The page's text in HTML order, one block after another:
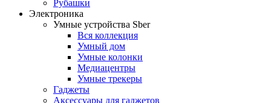
Рубашки
Электроника
Умные устройства Sber
Вся коллекция
Умный дом
Умные колонки
Медиацентры
Умные трекеры
Гаджеты
Аксессуары для гаджетов